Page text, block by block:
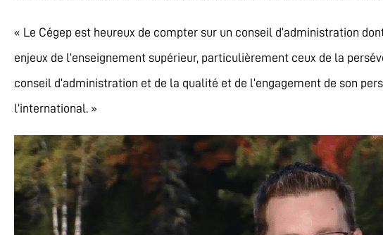
« Le Cégep est heureux de compter sur un conseil d’administration
enjeux de l’enseignement supérieur, particulièrement ceux de la
conseil d’administration et de la qualité et de l’engagement de son
l’international. »